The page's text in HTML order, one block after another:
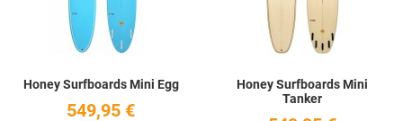
Honey Surfboards Mini Egg
549,95 €
Honey Surfboards Mini
Tanker